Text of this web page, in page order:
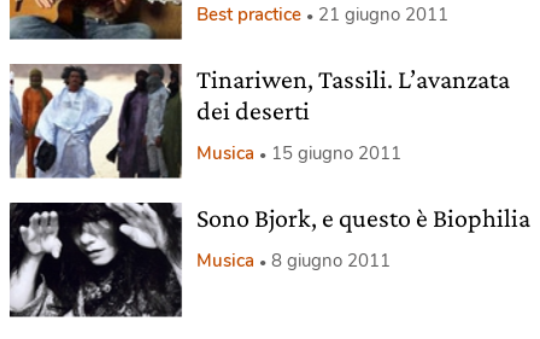
Best practice 21 giugno 2011
Tinariwen, Tassili. L’avanzata
dei deserti
Musica 15 giugno 2011
Sono Bjork, e questo è Biophilia
Musica 8 giugno 2011